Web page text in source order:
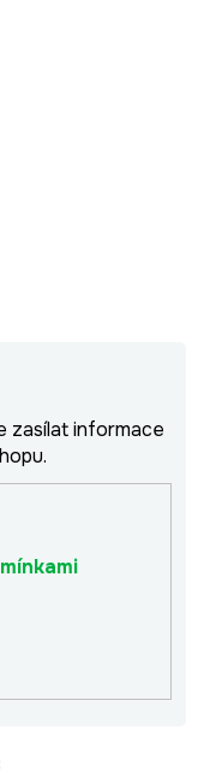
zasílat informace